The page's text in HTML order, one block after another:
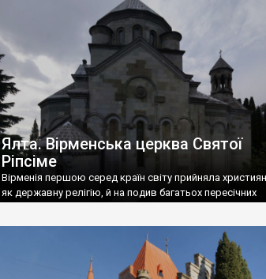
називаються «повстяками» (postaki)…” “Вино. Крим
виробляє відмінне вино і його вдосталь: воно все
легке біле і дуже […]
Ялта. Вірменська церква Святої
Ріпсіме
Вірменія першою серед країн світу прийняла
як державну релігію, й на подив багатьох пересічних